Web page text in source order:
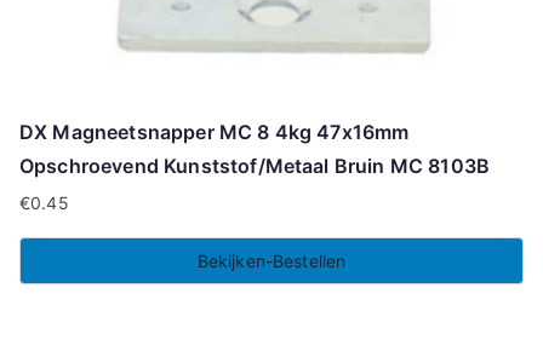
DX Magneetsnapper MC 8 4kg 47x16mm
Opschroevend Kunststof/Metaal Bruin MC 8103B
€0.45
Bekijken-Bestellen